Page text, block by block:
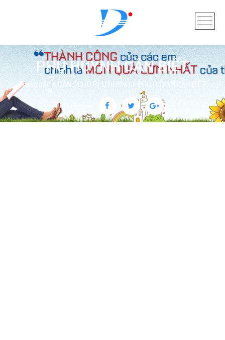
PHỤ HUYNH CẦN BIẾT
Trang chủ DÀNH CHO PHỤ HUYNH PHỤ HUYNH CẦN BIẾT
Chia sẻ trên: